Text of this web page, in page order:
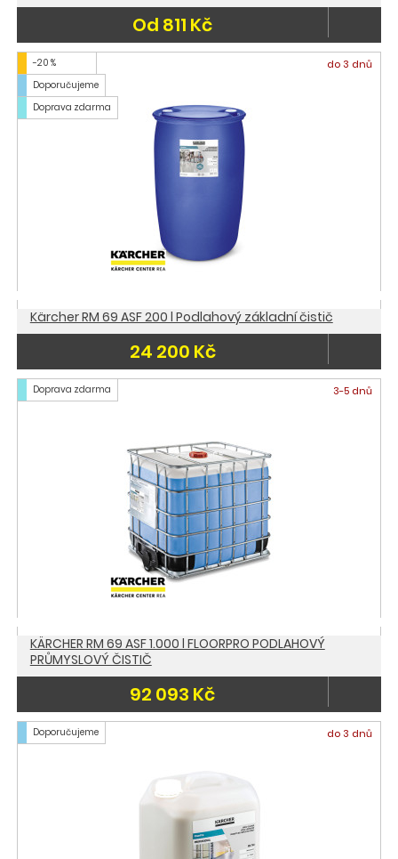
Od 811 Kč
-20 %
Doporučujeme
Doprava zdarma
do 3 dnů
Kärcher RM 69 ASF 200 l Podlahový základní čistič
24 200 Kč
Doprava zdarma 3-5 dnů
KÄRCHER RM 69 ASF 1.000 l FLOORPRO PODLAHOVÝ
PRŮMYSLOVÝ ČISTIČ
92 093 Kč
Doporučujeme do 3 dnů